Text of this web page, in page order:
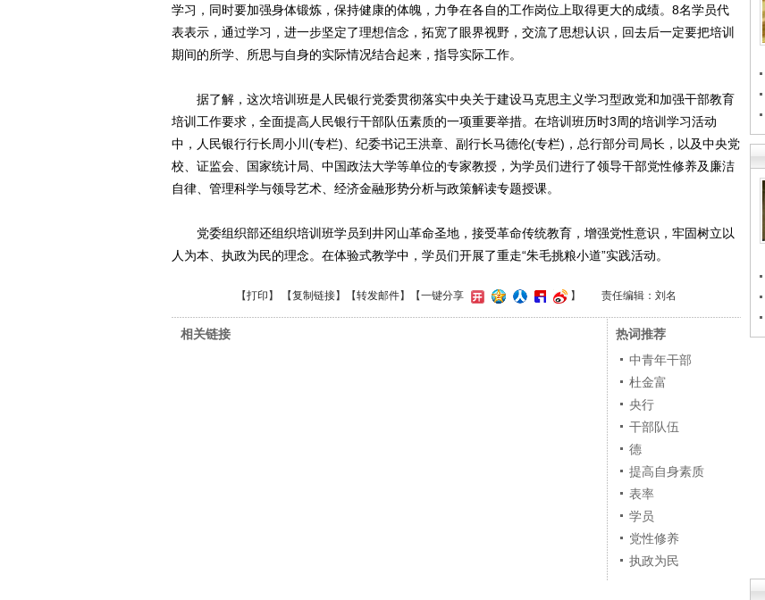
学习，同时要加强身体锻炼，保持健康的体魄，力争在各自的工作岗位上取得更大的成绩。8名学员代
表表示，通过学习，进一步坚定了理想信念，拓宽了眼界视野，交流了思想认识，回去后一定要把培训
期间的所学、所思与自身的实际情况结合起来，指导实际工作。
据了解，这次培训班是人民银行党委贯彻落实中央关于建设马克思主义学习型政党和加强干部教育
培训工作要求，全面提高人民银行干部队伍素质的一项重要举措。在培训班历时3周的培训学习活动
中，人民银行行长周小川(专栏)、纪委书记王洪章、副行长马德伦(专栏)，总行部分司局长，以及中央党
校、证监会、国家统计局、中国政法大学等单位的专家教授，为学员们进行了领导干部党性修养及廉洁
自律、管理科学与领导艺术、经济金融形势分析与政策解读专题授课。
党委组织部还组织培训班学员到井冈山革命圣地，接受革命传统教育，增强党性意识，牢固树立以
人为本、执政为民的理念。在体验式教学中，学员们开展了重走“朱毛挑粮小道”实践活动。
【打印 】 【复制链接】【转发邮件】 【一键分享 】 责任编辑：刘名
相关链接
热词推荐
中青年干部
杜金富
央行
干部队伍
德
提高自身素质
表率
学员
党性修养
执政为民